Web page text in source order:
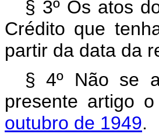
§ 3º Os atos
Crédito que
partir da data da
§ 4º Não se
presente artigo
outubro de 1949.